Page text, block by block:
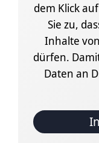
dem Klick
Sie zu,
Inhalte von
dürfen.
Daten an